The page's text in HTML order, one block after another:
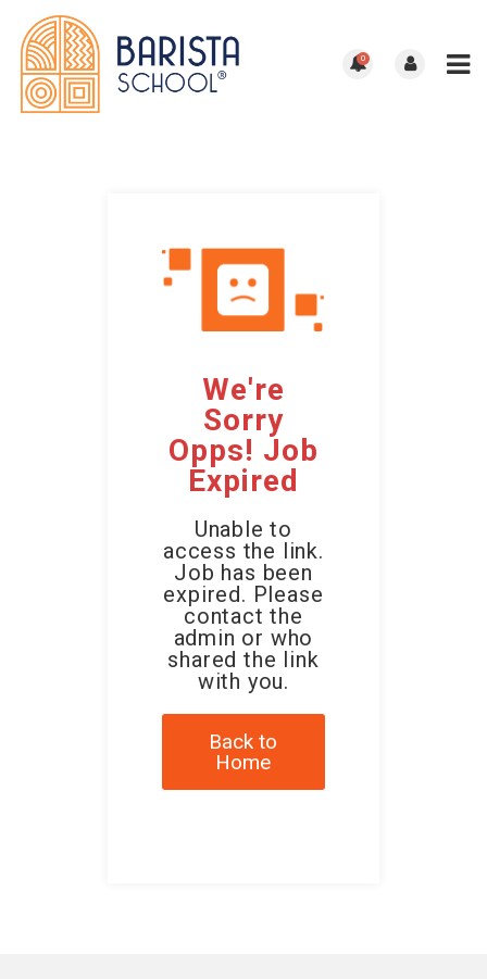
0
We're
Sorry
Opps! Job
Expired
Unable to
access the link.
Job has been
expired. Please
contact the
admin or who
shared the link
with you.
Back to
Home